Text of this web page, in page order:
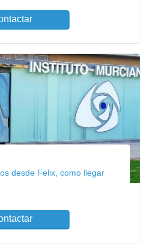
desde Felix, como llegar